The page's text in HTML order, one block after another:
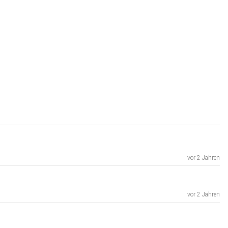
vor 2 Jahren
vor 2 Jahren